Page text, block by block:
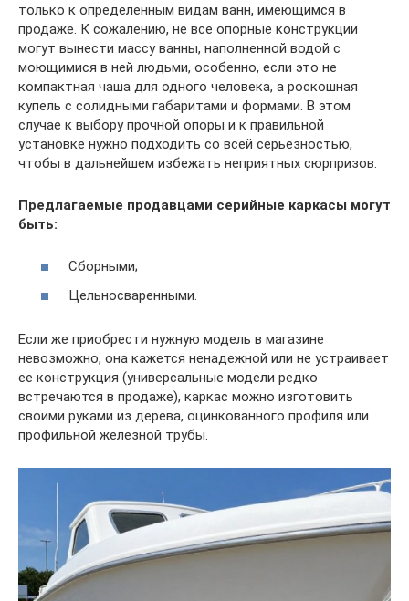
только к определенным видам ванн, имеющимся в
продаже. К сожалению, не все опорные конструкции
могут вынести массу ванны, наполненной водой с
моющимися в ней людьми, особенно, если это не
компактная чаша для одного человека, а роскошная
купель с солидными габаритами и формами. В этом
случае к выбору прочной опоры и к правильной
установке нужно подходить со всей серьезностью,
чтобы в дальнейшем избежать неприятных сюрпризов.
Предлагаемые продавцами серийные каркасы могут
быть:
Сборными;
Цельносваренными.
Если же приобрести нужную модель в магазине
невозможно, она кажется ненадежной или не устраивает
ее конструкция (универсальные модели редко
встречаются в продаже), каркас можно изготовить
своими руками из дерева, оцинкованного профиля или
профильной железной трубы.